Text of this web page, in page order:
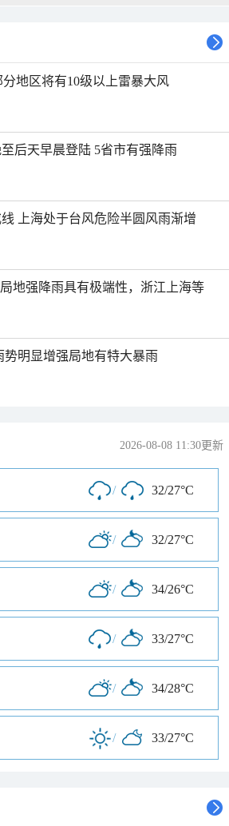
地区将有10级以上雷暴大风
后天早晨登陆 5省市有强降雨
上海处于台风危险半圆风雨渐增
地强降雨具有极端性，浙江上海等
势明显增强局地有特大暴雨
2026-08-08 11:30更新
/ 32/27°C
/ 32/27°C
/ 34/26°C
/ 33/27°C
/ 34/28°C
/ 33/27°C